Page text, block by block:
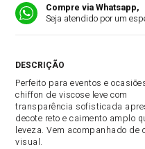
Compre via Whatsapp,
Seja atendido por um
Perfeito para eventos e
chiffon de viscose leve com
transparência sofisticada
decote reto e caimento amplo
leveza. Vem acompanhado
visual.